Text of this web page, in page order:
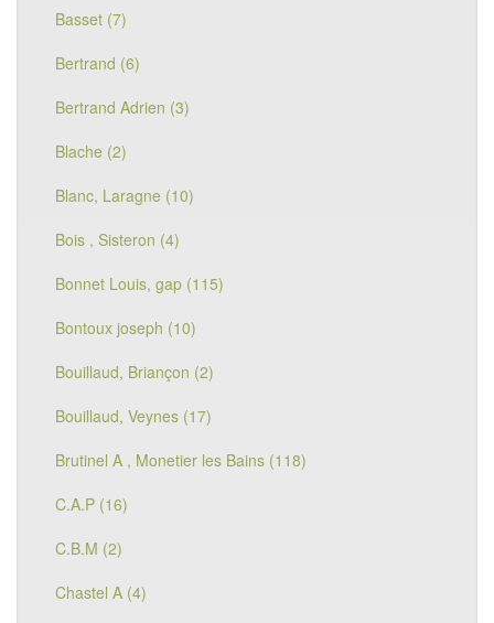
Basset (7)
Bertrand (6)
Bertrand Adrien (3)
Blache (2)
Blanc, Laragne (10)
Bois , Sisteron (4)
Bonnet Louis, gap (115)
Bontoux joseph (10)
Bouillaud, Briançon (2)
Bouillaud, Veynes (17)
Brutinel A , Monetier les Bains (118)
C.A.P (16)
C.B.M (2)
Chastel A (4)